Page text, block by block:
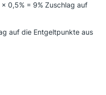
0,5% = 9% Zuschlag auf
auf die Entgeltpunkte aus